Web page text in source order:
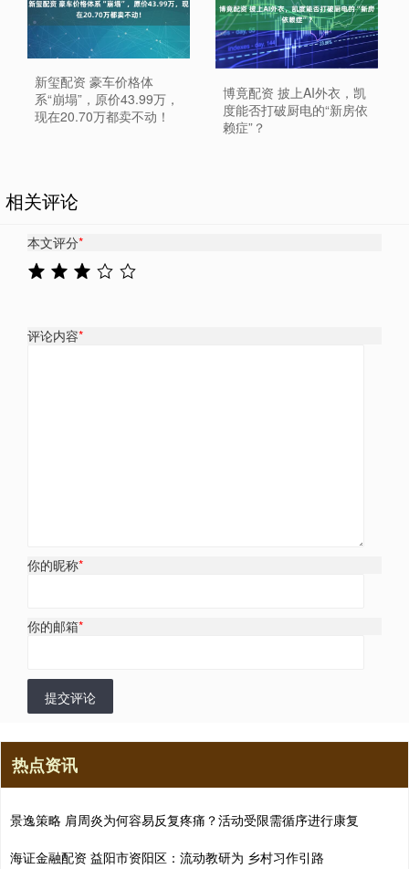
新玺配资 豪车价格体
系“崩塌”，原价43.99万，
现在20.70万都卖不动！
博竟配资 披上AI外衣，凯
度能否打破厨电的“新房依
赖症”？
相关评论
本文评分*
评论内容*
你的昵称*
你的邮箱*
提交评论
热点资讯
景逸策略 肩周炎为何容易反复疼痛？活动受限需循序进行康复
海证金融配资 益阳市资阳区：流动教研为 乡村习作引路